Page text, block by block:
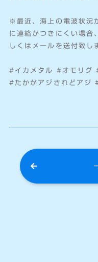
※最近、海上の電波状況
に連絡がつきにくい場合
しくはメールを送付致し
#イカメタル #オモリグ
#たかがアジされどアジ